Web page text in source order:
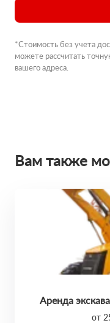
*Стоимость без учета
можете рассчитать
вашего адреса.
Вам также
Аренда
от